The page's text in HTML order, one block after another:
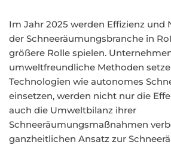
Im Jahr 2025 werden Effizienz und
der Schneeräumungsbranche in
größere Rolle spielen.
umweltfreundliche Methoden
Technologien wie autonomes
einsetzen, werden nicht nur die
auch die Umweltbilanz ihrer
Schneeräumungsmaßnahmen
ganzheitlichen Ansatz zur